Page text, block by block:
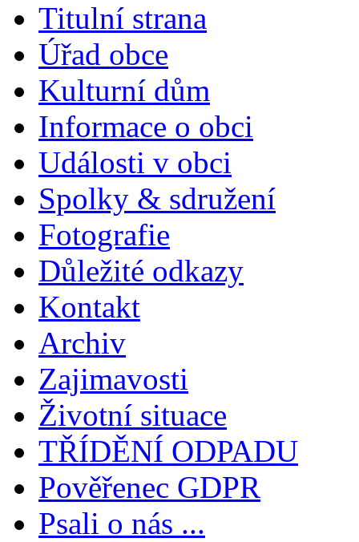
Titulní strana
Úřad obce
Kulturní dům
Informace o obci
Události v obci
Spolky & sdružení
Fotografie
Důležité odkazy
Kontakt
Archiv
Zajimavosti
Životní situace
TŘÍDĚNÍ ODPADU
Pověřenec GDPR
Psali o nás ...